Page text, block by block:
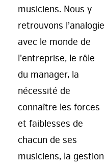
musiciens. Nous y
retrouvons l’analogie
avec le monde de
l’entreprise, le rôle
du manager, la
nécessité de
connaître les forces
et faiblesses de
chacun de ses
musiciens, la gestion